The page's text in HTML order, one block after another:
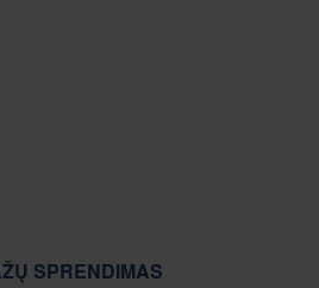
SPRENDIMAS